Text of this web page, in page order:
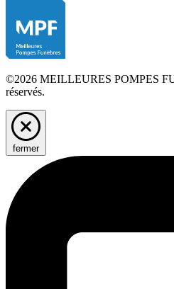
©2026 MEILLEURES POMPES
réservés.
fermer